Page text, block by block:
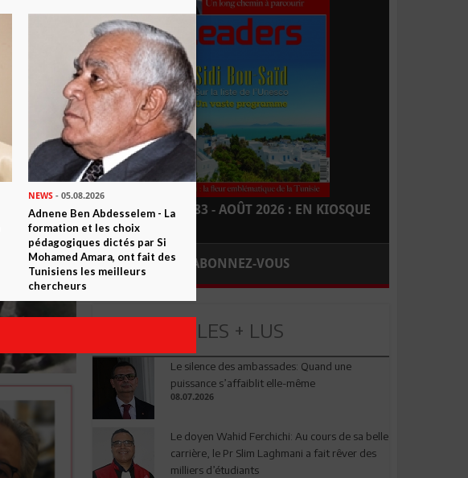
LEADERS N° 183 - AOÛT 2026 : EN KIOSQUE
ABONNEZ-VOUS
LES + LUS
Le silence des ambassades: Quand une
puissance s’affaiblit elle-même
08.07.2026
Le doyen Wahid Ferchichi: Au cours de sa belle
carrière, le Pr Slim Laghmani a fait rêver des
milliers d’étudiants
NEWS- 05.08.2026
Adnene Ben Abdesselem - La
formation et les choix
pédagogiques dictés par Si
Mohamed Amara, ont fait des
Tunisiens les meilleurs
chercheurs